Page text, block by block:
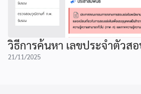
วิธีการค้นหา เลขประจําตัวส
21/11/2025